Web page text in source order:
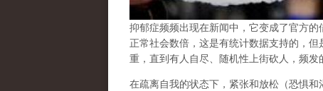
抑郁症频频出现在新闻中，它变成了官方
正常社会数倍，这是有统计数据支持的，
重，直到有人自尽、随机性上街砍人，频发
在疏离自我的状态下，紧张和放松（恐惧